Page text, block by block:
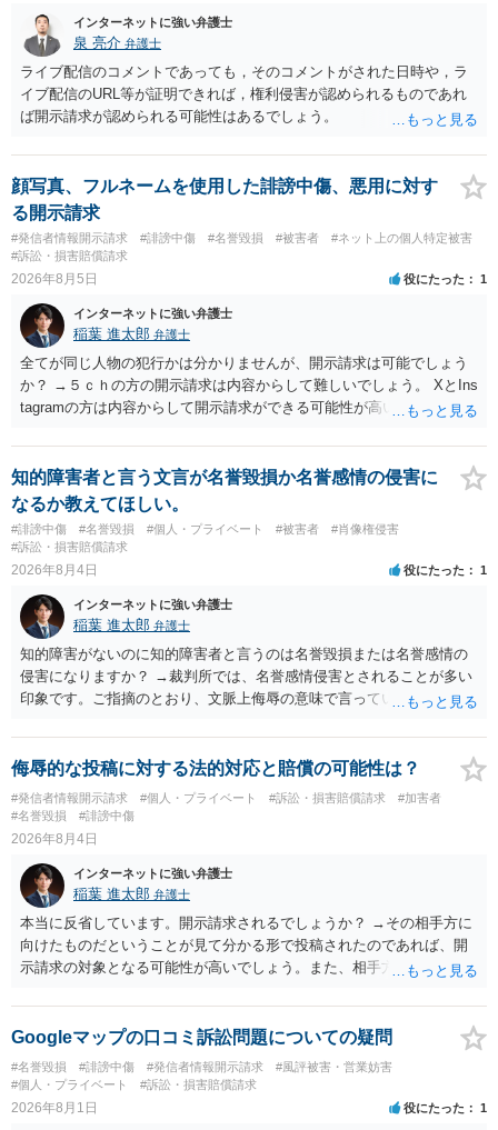
インターネットに強い弁護士
泉 亮介 弁護士
ライブ配信のコメントであっても，そのコメントがされた日時や，ラ
イブ配信のURL等が証明できれば，権利侵害が認められるものであれ
ば開示請求が認められる可能性はあるでしょう。
顔写真、フルネームを使用した誹謗中傷、悪用に対す
る開示請求
#発信者情報開示請求 #誹謗中傷 #名誉毀損 #被害者
#ネット上の個人特定被害
#訴訟・損害賠償請求
2026年8月5日 役にたった 1
インターネットに強い弁護士
稲葉 進太郎 弁護士
全てが同じ人物の犯行かは分かりませんが、開示請求は可能でしょう
か？ →５ｃｈの方の開示請求は内容からして難しいでしょう。 XとIns
tagramの方は内容からして開示請求ができる可能性が高いでしょう。
いでしょう。７月中にアカウントが削除されている場合、今から進め
ても失敗する可能性が高いように思われます。 相手を特定できた場
合、相手に全ての弁護士費用を負担させることは可能でしょうか？ →
訴訟外の交渉で相手方が認めれば負担させることができるでしょう。
訴訟で判決となった場合は、実際の弁護士費用が認められる場合と認
められない場合があり何ともいえないところでしょう。
知的障害者と言う文言が名誉毀損か名誉感情の侵害に
なるか教えてほしい。
#誹謗中傷 #名誉毀損 #個人・プライベート #被害者
#肖像権侵害
#訴訟・損害賠償請求
2026年8月4日 役にたった 1
インターネットに強い弁護士
稲葉 進太郎 弁護士
知的障害がないのに知的障害者と言うのは名誉毀損または名誉感情の
侵害になりますか？ →裁判所では、名誉感情侵害とされることが多い
印象です。ご指摘のとおり、文脈上侮辱の意味で言っている点も加味
侮辱的な投稿に対する法的対応と賠償の可能性は？
#発信者情報開示請求 #個人・プライベート #訴訟・損害賠償請求
#加害者
#名誉毀損
#誹謗中傷
2026年8月4日
インターネットに強い弁護士
稲葉 進太郎 弁護士
本当に反省しています。開示請求されるでしょうか？ →その相手方に
向けたものだということが見て分かる形で投稿されたのであれば、開
示請求の対象となる可能性が高いでしょう。また、相手方の投稿した
と存じます。発信者情報開示請求が進むと、投稿に使った回線の契約
者のところに、意見照会がなされます。アカウント情報開示の場合
は、アカウントの登録メールに意見照会がなされます。 また、された
場合賠償金はいくらでしょうか。 →ケースバイケースであり、数万円
から１００万単位まで様々でしょう。裁判外であれば交渉して相手方
Googleマップの口コミ訴訟問題についての疑問
#名誉毀損 #誹謗中傷 #発信者情報開示請求
#風評被害・営業妨害
#個人・プライベート
#訴訟・損害賠償請求
2026年8月1日 役にたった 1